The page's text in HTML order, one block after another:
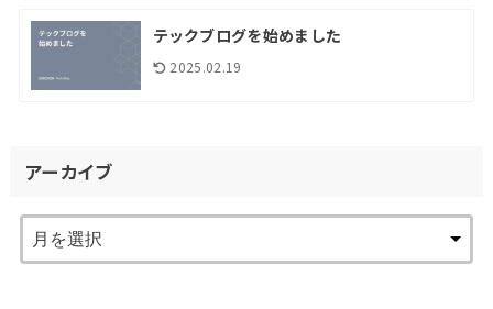
テックブログを始めました
2025.02.19
アーカイブ